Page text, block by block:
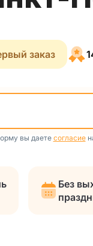
заказ
вы даетесогласие
Без